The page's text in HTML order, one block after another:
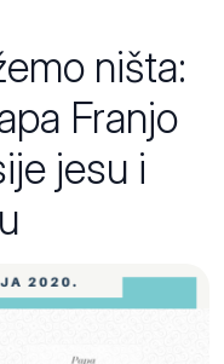
ništa:
Franjo
jesu i